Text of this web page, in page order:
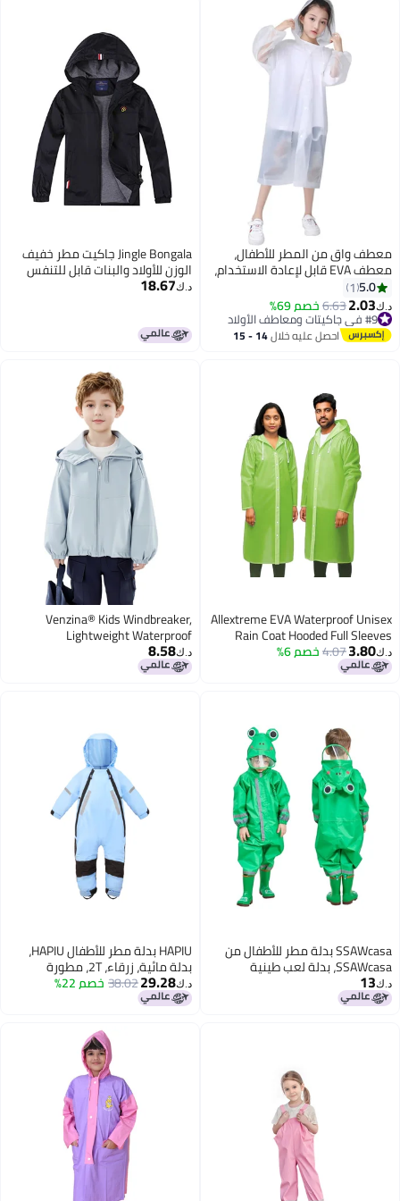
معطف واق من المطر للأطفال،
معطف EVA قابل لإعادة الاستخدام،
إلى 13 عامًا، معدات طوارئ للتخييم
في الهواء الطلق والمشي
لمسافات طويلة والسفر والمدرسة
115LX55CM
5.0
1
د.ك‏2.03
6.63خصم 69%
#9 في جاكيتات ومعاطف الأولاد
#9 في جاكيتات ومعاطف الأولاد احصل عليه خلال 14 - 15
Jingle Bongala جاكيت مطر خفيف
الوزن للأولاد والبنات قابل للتنفس
ومقاوم للماء مع غطاء رأس - أسود
د.ك‏18.67
Allextreme EVA Waterproof Unisex
Rain Coat Hooded Full Sleeves
Outdoor Men, Women, Boys &
Girls Rainwear Poncho Raincoat
د.ك‏3.80
4.07خصم 6%
Venzina® Kids Windbreaker,
Lightweight Waterproof
Breathable Jacket with Adjustable
Hood for Boys & Girls, Windproof
د.ك‏8.58
SSAWcasa بدلة مطر للأطفال من
SSAWcasa، بدلة لعب طينية
للأطفال، سترة مطرية واحدة
مقاومة للماء مع غطاء رأس، غطاء
د.ك‏13
HAPIU بدلة مطر للأطفال HAPIU،
بدلة مائية، زرقاء، 2T، مطورة
د.ك‏29.28
38.02خصم 22%